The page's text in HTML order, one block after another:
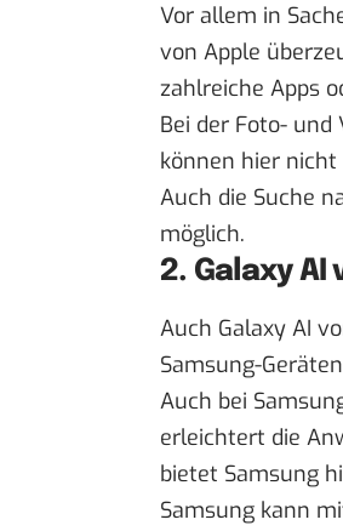
Vor allem in
von Apple
zahlreiche Apps
Bei der Foto- und
können hier nicht
Auch die Suche
möglich.
2. Galaxy AI
Auch Galaxy AI
Samsung-
Auch bei
erleichtert die
bietet Samsung
Samsung kann